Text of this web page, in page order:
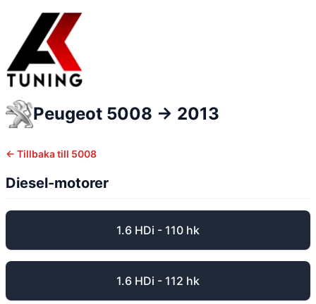
Peugeot 5008 -> 2013
← Tillbaka till 5008
Diesel-motorer
1.6 HDi - 110 hk
1.6 HDi - 112 hk